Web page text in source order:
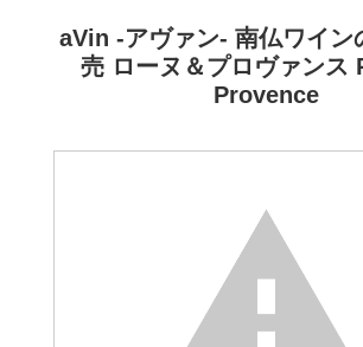
aVin -アヴァン- 南仏ワイン
売 ローヌ＆プロヴァンス
Provence